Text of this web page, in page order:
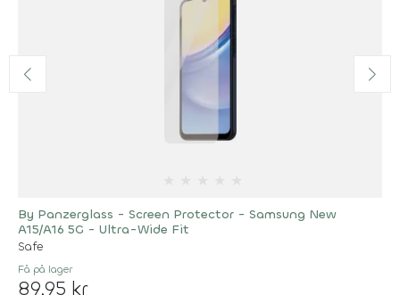
By Panzerglass - Screen Protector - Samsung New
A15/A16 5G - Ultra-Wide Fit
Safe
Få på lager
89,95 kr